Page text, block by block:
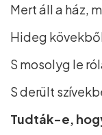
Mert áll a ház,
Hideg
S mosolyg le
S derült
Tudták-e,